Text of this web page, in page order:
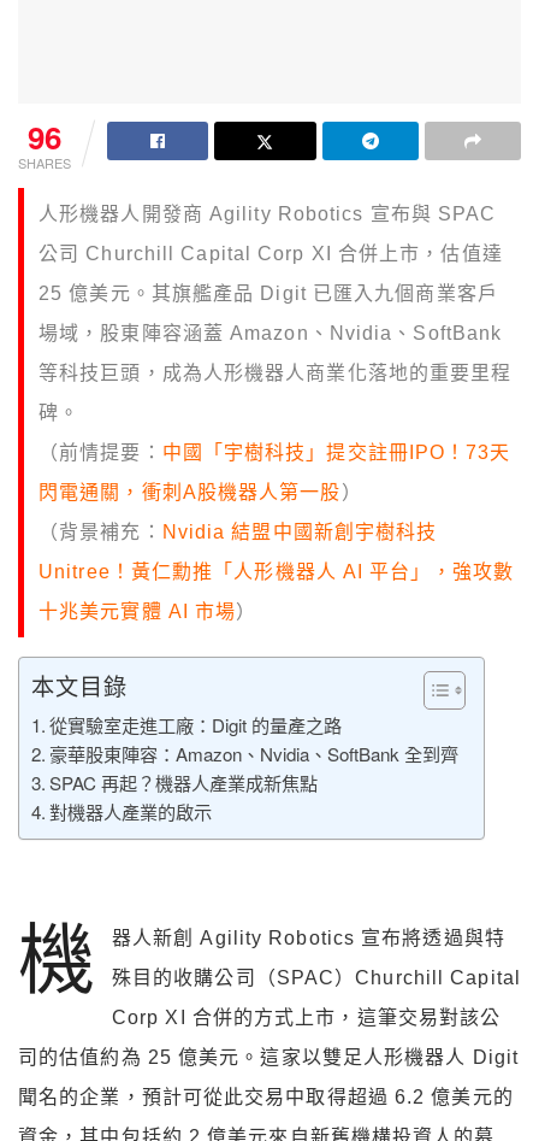
96
SHARES
人形機器人開發商 Agility Robotics 宣布與 SPAC
公司 Churchill Capital Corp XI 合併上市，估值達
25 億美元。其旗艦產品 Digit 已匯入九個商業客戶
場域，股東陣容涵蓋 Amazon、Nvidia、SoftBank
等科技巨頭，成為人形機器人商業化落地的重要里程
碑。
（前情提要： 中國「宇樹科技」提交註冊IPO！73天
閃電通關，衝刺A股機器人第一股 ）
（背景補充： Nvidia 結盟中國新創宇樹科技
Unitree！黃仁勳推「人形機器人 AI 平台」，強攻數
十兆美元實體 AI 市場）
本文目錄
從實驗室走進工廠：Digit 的量產之路
豪華股東陣容：Amazon、Nvidia、SoftBank 全到齊
SPAC 再起？機器人產業成新焦點
對機器人產業的啟示
機
器人新創 Agility Robotics 宣布將透過與特
殊目的收購公司（SPAC）Churchill Capital
Corp XI 合併的方式上市，這筆交易對該公
司的估值約為 25 億美元。這家以雙足人形機器人 Digit
聞名的企業，預計可從此交易中取得超過 6.2 億美元的